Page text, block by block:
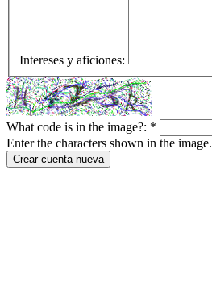
Intereses y aficiones:
What code is in the image?: *
Enter the characters shown in the image.